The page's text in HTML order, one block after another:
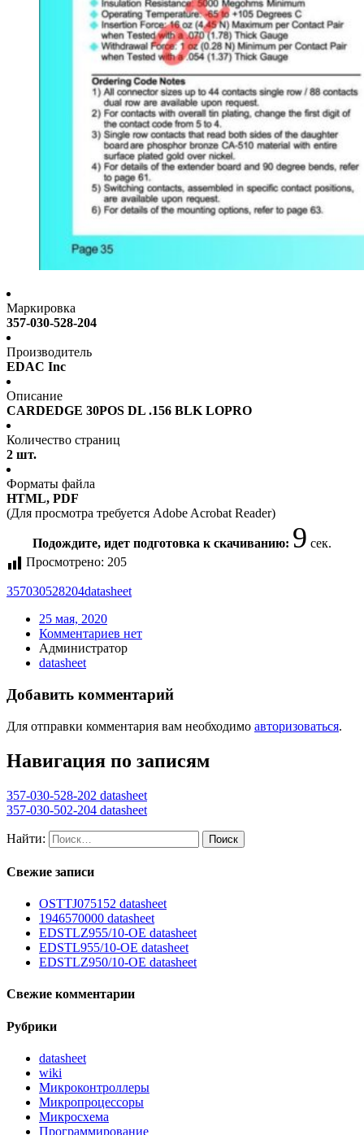
Маркировка
357-030-528-204
Производитель
EDAC Inc
Описание
CARDEDGE 30POS DL .156 BLK LOPRO
Количество страниц
2 шт.
Форматы файла
HTML, PDF
(Для просмотра требуется Adobe Acrobat Reader)
Подождите, идет подготовка к скачиванию: 9 сек.
Просмотрено: 205
357030528204datasheet
25 мая, 2020
Комментариев нет
Администратор
datasheet
Добавить комментарий
Для отправки комментария вам необходимо авторизоваться.
Навигация по записям
357-030-528-202 datasheet
357-030-502-204 datasheet
Найти:
Свежие записи
OSTTJ075152 datasheet
1946570000 datasheet
EDSTLZ955/10-OE datasheet
EDSTL955/10-OE datasheet
EDSTLZ950/10-OE datasheet
Свежие комментарии
Рубрики
datasheet
wiki
Микроконтроллеры
Микропроцессоры
Микросхема
Программирование